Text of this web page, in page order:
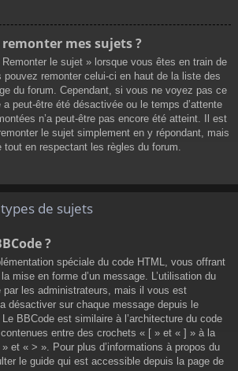
mes sujets ?
le sujet » lorsque vous êtes en train de
remonter celui-ci en haut de la liste des
du forum. Cependant, si vous ne voyez pas ce
peut-être été désactivée ou le temps d’attente
n’a peut-être pas encore été atteint. Il est
le sujet simplement en y répondant, mais
en respectant les règles du forum.
de sujets
?
spéciale du code HTML, vous offrant
mise en forme d’un message. L’utilisation du
par les administrateurs, mais il vous est
désactiver sur chaque message depuis le
BBCode est similaire à l’architecture du code
entre des crochets « [ » et « ] » à la
et « > ». Pour plus d’informations à propos du
le guide qui est accessible depuis la page de